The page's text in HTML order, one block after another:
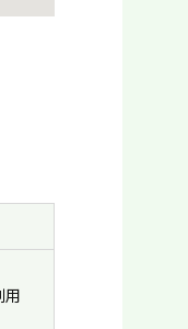
用